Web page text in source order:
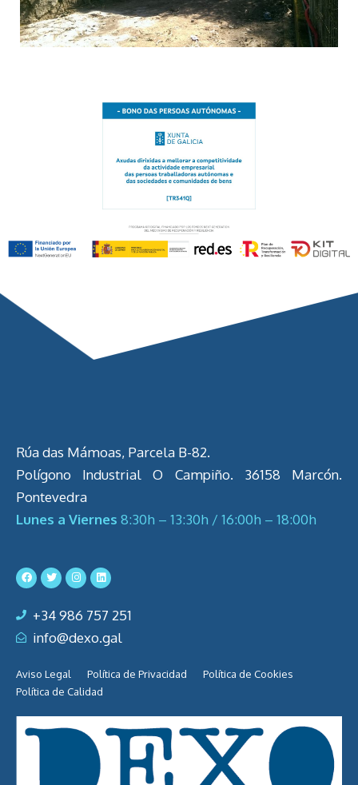
Rúa das Mámoas, Parcela B-82.
Polígono Industrial O Campiño. 36158 Marcón.
Pontevedra
Lunes a Viernes 8:30h – 13:30h / 16:00h – 18:00h
+34 986 757 251
info@dexo.gal
Aviso Legal Política de Privacidad
Política de Cookies
Política de Calidad